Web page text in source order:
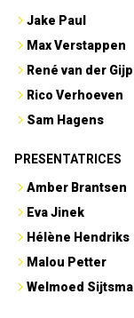
Jake Paul
Max Verstappen
René van der Gijp
Rico Verhoeven
Sam Hagens
PRESENTATRICES
Amber Brantsen
Eva Jinek
Hélène Hendriks
Malou Petter
Welmoed Sijtsma